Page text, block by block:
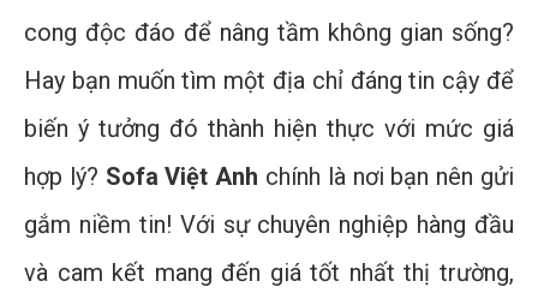
cong độc đáo để nâng tầm không gian sống?
Hay bạn muốn tìm một địa chỉ đáng tin cậy để
biến ý tưởng đó thành hiện thực với mức giá
hợp lý? Sofa Việt Anh chính là nơi bạn nên gửi
gắm niềm tin! Với sự chuyên nghiệp hàng đầu
và cam kết mang đến giá tốt nhất thị trường,